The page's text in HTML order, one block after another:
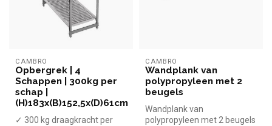
CAMBRO
Opbergrek | 4
Schappen | 300kg per
schap |
(H)183x(B)152,5x(D)61cm
✓ 300 kg draagkracht per
CAMBRO
Wandplank van
polypropyleen met 2
beugels
Wandplank van
polypropyleen met 2 beugels